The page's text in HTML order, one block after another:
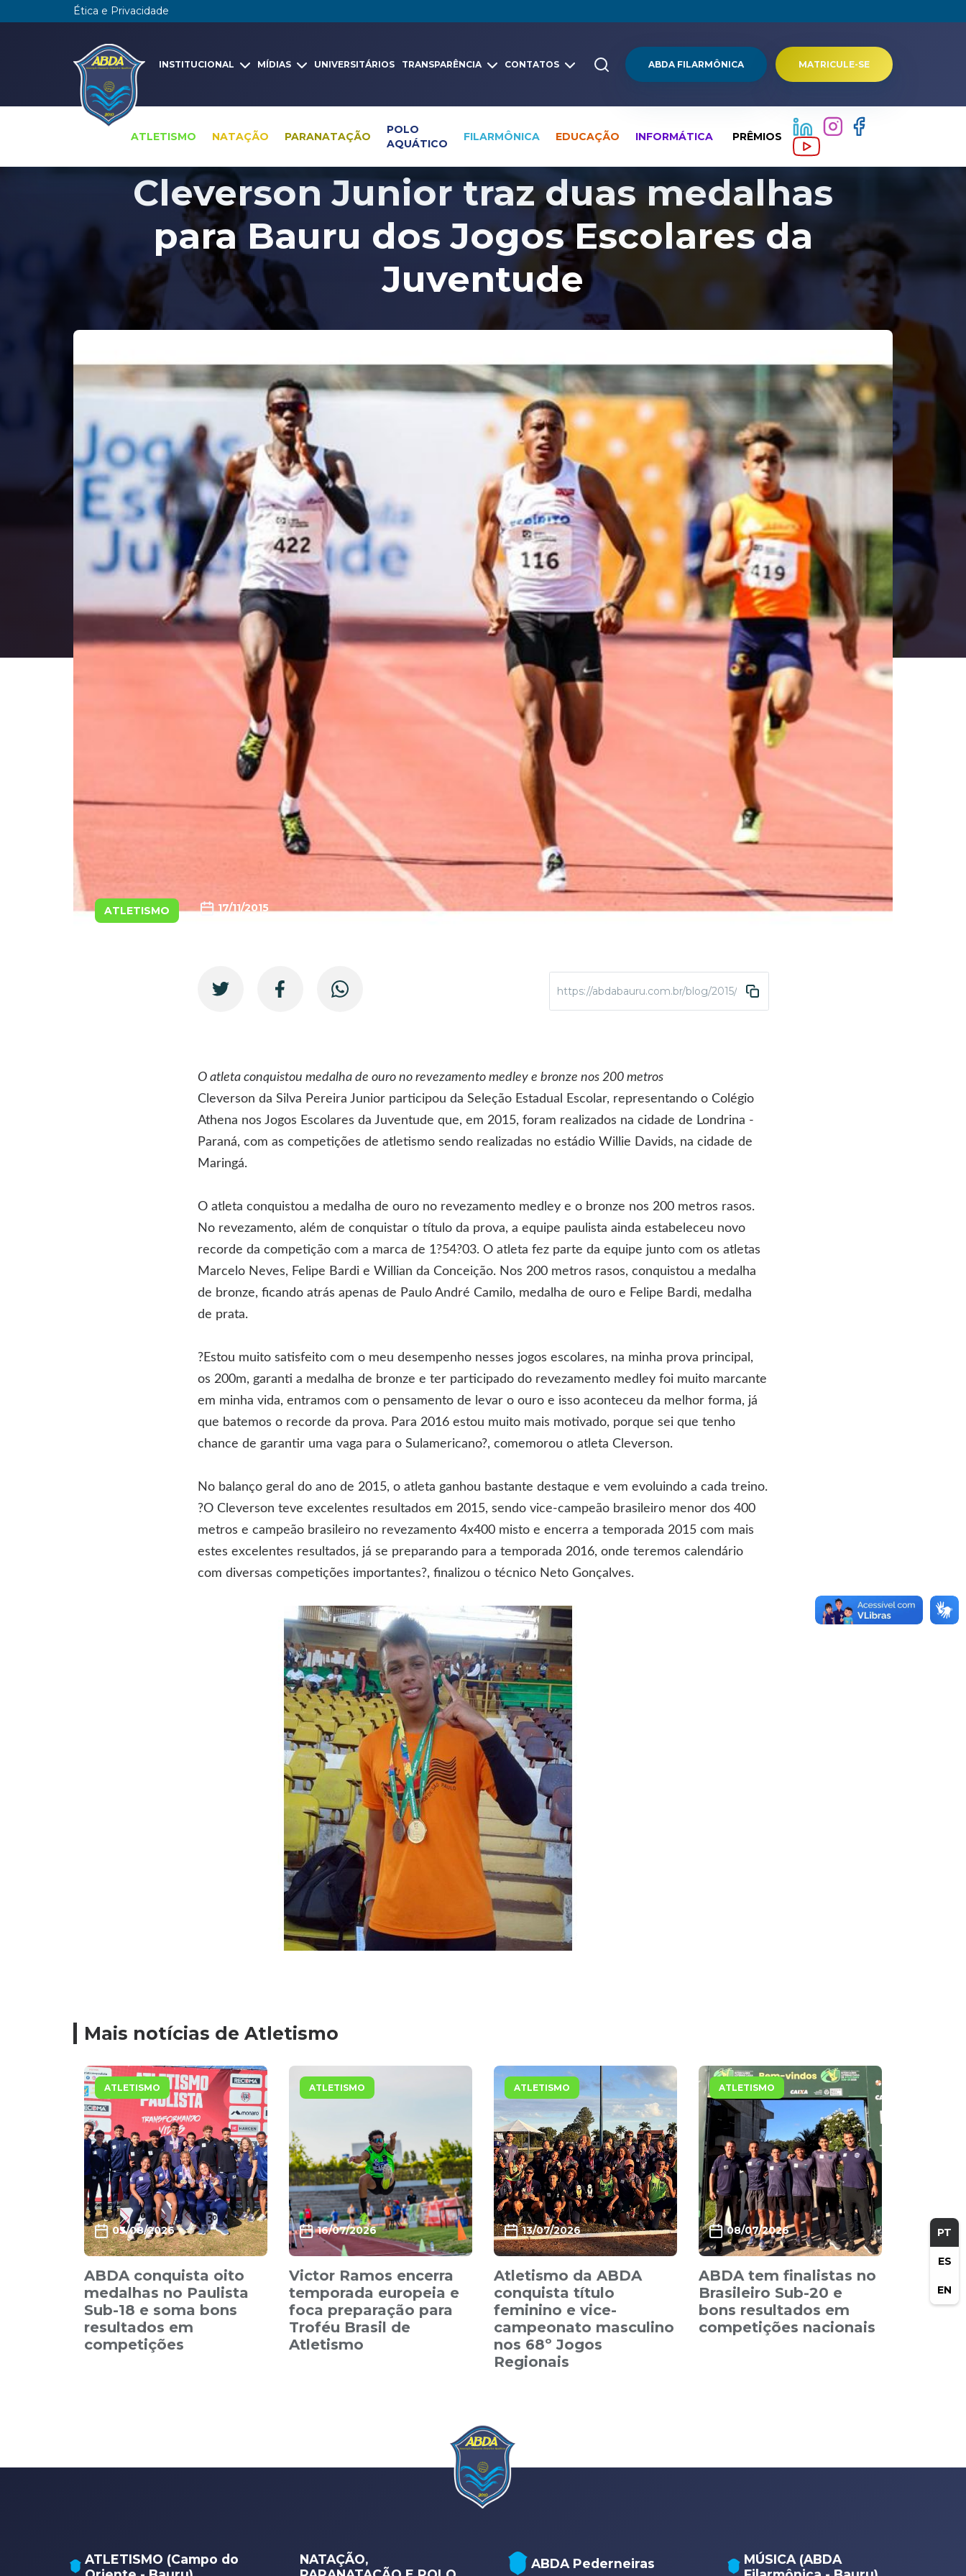
Ética e Privacidade
INSTITUCIONAL MÍDIAS UNIVERSITÁRIOS TRANSPARÊNCIA CONTATOS ABDA FILARMÔNICA MATRICULE-SE
ATLETISMO NATAÇÃO PARANATAÇÃO
POLO
AQUÁTICO
FILARMÔNICA EDUCAÇÃO INFORMÁTICA PRÊMIOS
PT
ES
EN
Pesquisa global Notícias Atletismo
Cleverson Junior traz duas medalhas
para Bauru dos Jogos Escolares da
Juventude
ATLETISMO 17/11/2015
https://abdabauru.com.br/blog/2015/11/17/cleverson-junior-traz-duas-medalhas-
O atleta conquistou medalha de ouro no revezamento medley e bronze nos 200 metros
Cleverson da Silva Pereira Junior participou da Seleção Estadual Escolar, representando o Colégio
Athena nos Jogos Escolares da Juventude que, em 2015, foram realizados na cidade de Londrina -
Paraná, com as competições de atletismo sendo realizadas no estádio Willie Davids, na cidade de
Maringá.
O atleta conquistou a medalha de ouro no revezamento medley e o bronze nos 200 metros rasos.
No revezamento, além de conquistar o título da prova, a equipe paulista ainda estabeleceu novo
recorde da competição com a marca de 1?54?03. O atleta fez parte da equipe junto com os atletas
Marcelo Neves, Felipe Bardi e Willian da Conceição. Nos 200 metros rasos, conquistou a medalha
de bronze, ficando atrás apenas de Paulo André Camilo, medalha de ouro e Felipe Bardi, medalha
de prata.
?Estou muito satisfeito com o meu desempenho nesses jogos escolares, na minha prova principal,
os 200m, garanti a medalha de bronze e ter participado do revezamento medley foi muito marcante
em minha vida, entramos com o pensamento de levar o ouro e isso aconteceu da melhor forma, já
que batemos o recorde da prova. Para 2016 estou muito mais motivado, porque sei que tenho
chance de garantir uma vaga para o Sulamericano?, comemorou o atleta Cleverson.
No balanço geral do ano de 2015, o atleta ganhou bastante destaque e vem evoluindo a cada treino.
?O Cleverson teve excelentes resultados em 2015, sendo vice-campeão brasileiro menor dos 400
metros e campeão brasileiro no revezamento 4x400 misto e encerra a temporada 2015 com mais
estes excelentes resultados, já se preparando para a temporada 2016, onde teremos calendário
com diversas competições importantes?, finalizou o técnico Neto Gonçalves.
Mais notícias de Atletismo
ATLETISMO
03/08/2026
ABDA conquista oito
medalhas no Paulista
Sub-18 e soma bons
resultados em
competições
ATLETISMO
16/07/2026
Victor Ramos encerra
temporada europeia e
foca preparação para
Troféu Brasil de
Atletismo
ATLETISMO
13/07/2026
Atletismo da ABDA
conquista título
feminino e vice-
campeonato masculino
nos 68º Jogos
Regionais
ATLETISMO
08/07/2026
ABDA tem finalistas no
Brasileiro Sub-20 e
bons resultados em
competições nacionais
ATLETISMO (Campo do
NATAÇÃO,
ABDA Pederneiras
MÚSICA (ABDA